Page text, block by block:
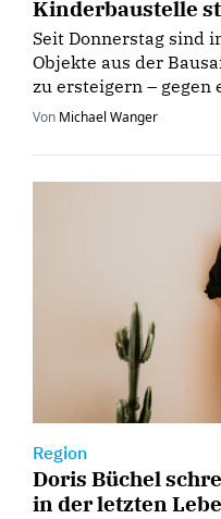
Kinderbaustelle
Seit Donnerstag sind
Objekte aus der
zu ersteigern – gegen
Von Michael Wanger
Region
Doris Büchel
in der letzten